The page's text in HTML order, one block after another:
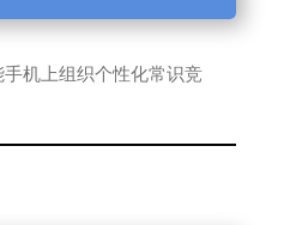
机上组织个性化常识竞